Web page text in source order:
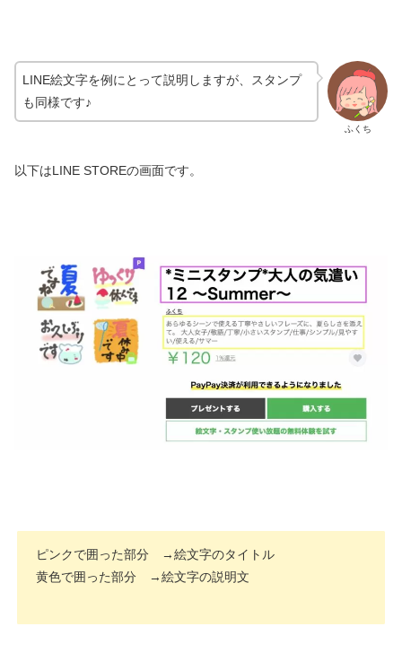
ふくち
LINE絵文字を例にとって説明しますが、スタンプ
も同様です♪
以下はLINE STOREの画面です。
ピンクで囲った部分 →絵文字のタイトル
黄色で囲った部分 →絵文字の説明文